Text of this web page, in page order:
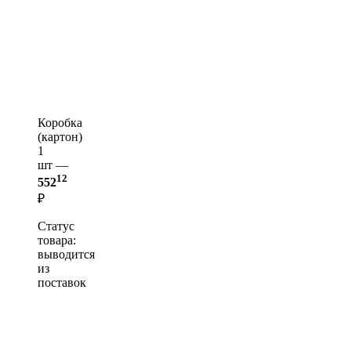
Коробка
(картон)
1
шт —
55212
₽
Статус
товара:
выводится
из
поставок